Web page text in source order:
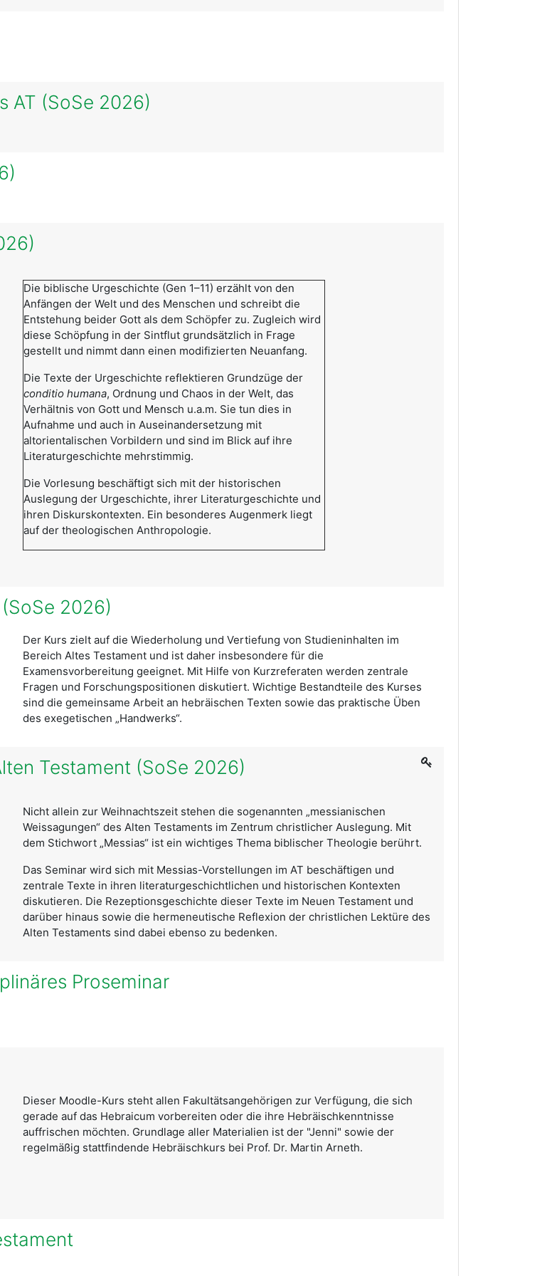
AT (SoSe 2026)
Die biblische Urgeschichte (Gen 1–11) erzählt von den
Anfängen der Welt und des Menschen und schreibt die
Entstehung beider Gott als dem Schöpfer zu. Zugleich wird
diese Schöpfung in der Sintflut grundsätzlich in Frage
gestellt und nimmt dann einen modifizierten Neuanfang.
Die Texte der Urgeschichte reflektieren Grundzüge der
conditio humana, Ordnung und Chaos in der Welt, das
Verhältnis von Gott und Mensch u.a.m. Sie tun dies in
Aufnahme und auch in Auseinandersetzung mit
altorientalischen Vorbildern und sind im Blick auf ihre
Literaturgeschichte mehrstimmig.
Die Vorlesung beschäftigt sich mit der historischen
Auslegung der Urgeschichte, ihrer Literaturgeschichte und
ihren Diskurskontexten. Ein besonderes Augenmerk liegt
auf der theologischen Anthropologie.
2026)
Der Kurs zielt auf die Wiederholung und Vertiefung von Studieninhalten im
Bereich Altes Testament und ist daher insbesondere für die
Examensvorbereitung geeignet. Mit Hilfe von Kurzreferaten werden zentrale
Fragen und Forschungspositionen diskutiert. Wichtige Bestandteile des Kurses
sind die gemeinsame Arbeit an hebräischen Texten sowie das praktische Üben
des exegetischen „Handwerks“.
Testament (SoSe 2026)
Nicht allein zur Weihnachtszeit stehen die sogenannten „messianischen
Weissagungen“ des Alten Testaments im Zentrum christlicher Auslegung. Mit
dem Stichwort „Messias“ ist ein wichtiges Thema biblischer Theologie berührt.
Das Seminar wird sich mit Messias-Vorstellungen im AT beschäftigen und
zentrale Texte in ihren literaturgeschichtlichen und historischen Kontexten
diskutieren. Die Rezeptionsgeschichte dieser Texte im Neuen Testament und
darüber hinaus sowie die hermeneutische Reflexion der christlichen Lektüre des
Alten Testaments sind dabei ebenso zu bedenken.
Proseminar
Dieser Moodle-Kurs steht allen Fakultätsangehörigen zur Verfügung, die sich
gerade auf das Hebraicum vorbereiten oder die ihre Hebräischkenntnisse
auffrischen möchten. Grundlage aller Materialien ist der "Jenni" sowie der
regelmäßig stattfindende Hebräischkurs bei Prof. Dr. Martin Arneth.